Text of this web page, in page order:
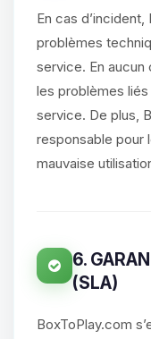
En cas
problèmes
service. En aucun
les problèmes liés
service. De plus,
responsable pour
mauvaise
6.
(SLA)
BoxToPlay.com